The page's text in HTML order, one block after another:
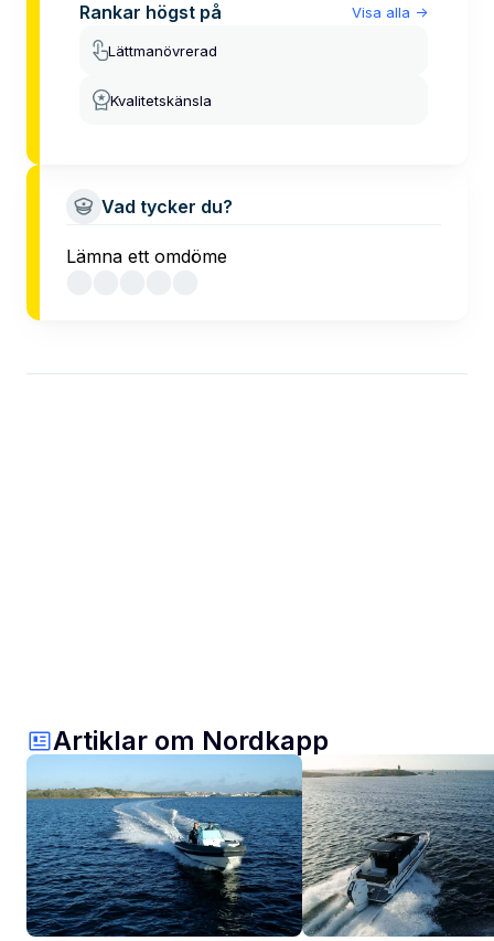
Rankar högst på Visa alla ->
Lättmanövrerad
Kvalitetskänsla
Vad tycker du?
Lämna ett omdöme
Artiklar om Nordkapp